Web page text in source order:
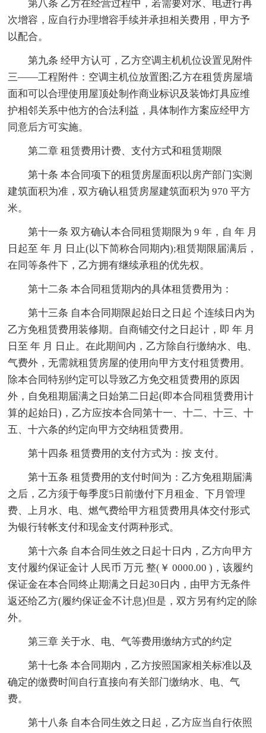
第八条 乙方在经营过程中，若需要对水、电进行再
次增容，应自行办理增容手续并承担相关费用，甲方予
以配合。
第九条 经甲方认可，乙方空调主机机位设置见附件
三——工程附件：空调主机位放置图;乙方在租赁房屋墙
面和可以合理使用屋顶处制作商业标识及装饰灯具应维
护相邻关系中他方的合法利益，具体制作方案应经甲方
同意后方可实施。
第二章 租赁费用计费、支付方式和租赁期限
第十条 本合同项下的租赁房屋面积以房产部门实测
建筑面积为准，双方确认租赁房屋建筑面积为 970 平方
米。
第十一条 双方确认本合同租赁期限为 9 年，自 年 月
日起至 年 月 日止(以下简称合同期内);租赁期限届满后，
在同等条件下，乙方拥有继续承租的优先权。
第十二条 本合同租赁期内的具体租赁费用为：
第十三条 自本合同期限起始日之日起 个连续日内为
乙方免租赁费用装修期。自商铺交付之日起计，即 年 月
日至 年 月 日止。在此期间内，乙方除自行缴纳水、电、
气费外，无需就租赁房屋的使用向甲方支付租赁费用。
除本合同特别约定可以导致乙方免交租赁费用的原因
外，自免租期届满之日始第二日起(即本合同租赁费用计
算的起始日)，乙方应按本合同第十一、十二、十三、十
五、十六条的约定向甲方交纳租赁费用。
第十四条 租赁费用的支付方式为：按 支付。
第十五条 租赁费用的支付时间为：乙方免租期届满
之后，乙方须于每季度5日前缴付下月租金、下月管理
费、上月水、电、燃气费给甲方租赁费用具体交付形式
为银行转帐支付和现金支付两种形式。
第十六条 自本合同生效之日起十日内，乙方向甲方
支付履约保证金计 人民币 万元 整(￥ 0000.00 )，该履约
保证金在本合同终止期满之日起30日内，由甲方无条件
返还给乙方(履约保证金不计息)但是，双方另有约定的除
外。
第三章 关于水、电、气等费用缴纳方式的约定
第十七条 本合同期内，乙方按照国家相关标准以及
确定的缴费时间自行直接向有关部门缴纳水、电、气
费。
第十八条 自本合同生效之日起，乙方应当自行依照